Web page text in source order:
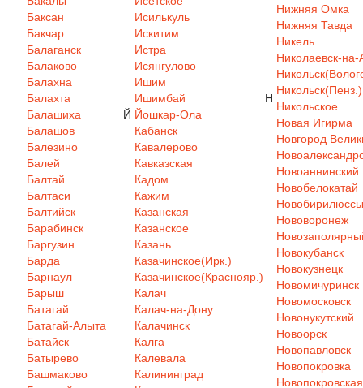
Баксан
Бакчар
Балаганск
Балаково
Балахна
Балахта
Балашиха
Балашов
Балезино
Балей
Балтай
Балтаси
Балтийск
Барабинск
Баргузин
Барда
Барнаул
Барыш
Батагай
Батагай-Алыта
Батайск
Батырево
Башмаково
Исилькуль
Искитим
Истра
Исянгулово
Ишим
Ишимбай
Й Йошкар-Ола
Кабанск
Кавалерово
Кавказская
Кадом
Кажим
Казанская
Казанское
Казань
Казачинское(Ирк.)
Казачинское(Краснояр.)
Калач
Калач-на-Дону
Калачинск
Калга
Калевала
Калининград
Н
Нижняя Омка
Нижняя Тавда
Никель
Николаевск-
Никольск(Пенз.)
Никольское
Новая Игирма
Новгород
Новоаннинский
Новобелокатай
Новобирилюссы
Нововоронеж
Новокубанск
Новокузнецк
Новомичуринск
Новомосковск
Новонукутский
Новоорск
Новопавловск
Новопокровка
Новопокровская